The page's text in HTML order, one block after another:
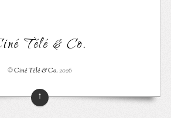
Télé & Co.
©Ciné Télé & Co.2026
↑